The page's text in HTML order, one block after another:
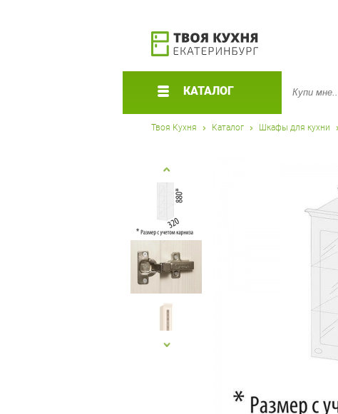
КАТАЛОГ
Твоя Кухня Каталог Шкафы для кухни